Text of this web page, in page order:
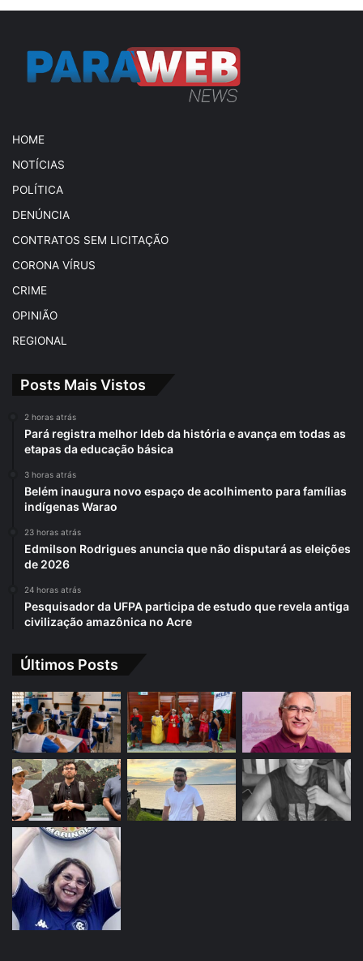
HOME
NOTÍCIAS
POLÍTICA
DENÚNCIA
CONTRATOS SEM LICITAÇÃO
CORONA VÍRUS
CRIME
OPINIÃO
REGIONAL
Posts Mais Vistos
2 horas atrás
Pará registra melhor Ideb da história e avança em todas as
etapas da educação básica
3 horas atrás
Belém inaugura novo espaço de acolhimento para famílias
indígenas Warao
23 horas atrás
Edmilson Rodrigues anuncia que não disputará as eleições
de 2026
24 horas atrás
Pesquisador da UFPA participa de estudo que revela antiga
civilização amazônica no Acre
Últimos Posts